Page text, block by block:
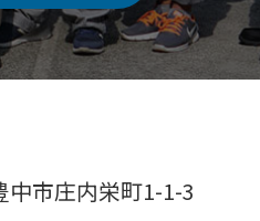
市庄内栄町1-1-3